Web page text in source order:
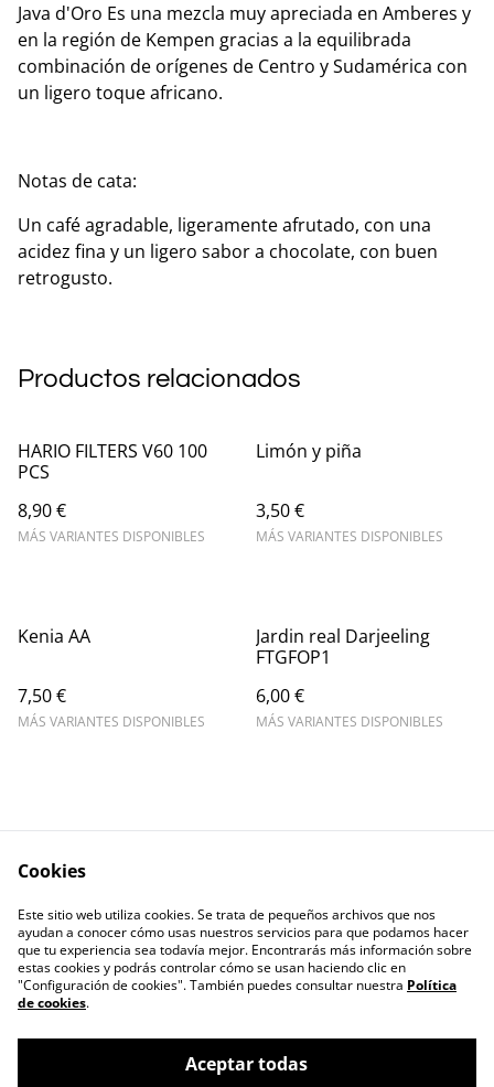
Java d'Oro Es una mezcla muy apreciada en Amberes y
en la región de Kempen gracias a la equilibrada
combinación de orígenes de Centro y Sudamérica con
un ligero toque africano.
Notas de cata:
Un café agradable, ligeramente afrutado, con una
acidez fina y un ligero sabor a chocolate, con buen
retrogusto.
Productos relacionados
HARIO FILTERS V60 100
PCS
8,90 €
MÁS VARIANTES DISPONIBLES
Limón y piña
3,50 €
MÁS VARIANTES DISPONIBLES
Kenia AA
7,50 €
MÁS VARIANTES DISPONIBLES
Jardin real Darjeeling
FTGFOP1
6,00 €
MÁS VARIANTES DISPONIBLES
Privacy Policy
Cookie Policy
Contactos
Cookies
Este sitio web utiliza cookies. Se trata de pequeños archivos que nos
ayudan a conocer cómo usas nuestros servicios para que podamos hacer
que tu experiencia sea todavía mejor. Encontrarás más información sobre
estas cookies y podrás controlar cómo se usan haciendo clic en
"Configuración de cookies". También puedes consultar nuestra Política
de cookies.
Aceptar todas